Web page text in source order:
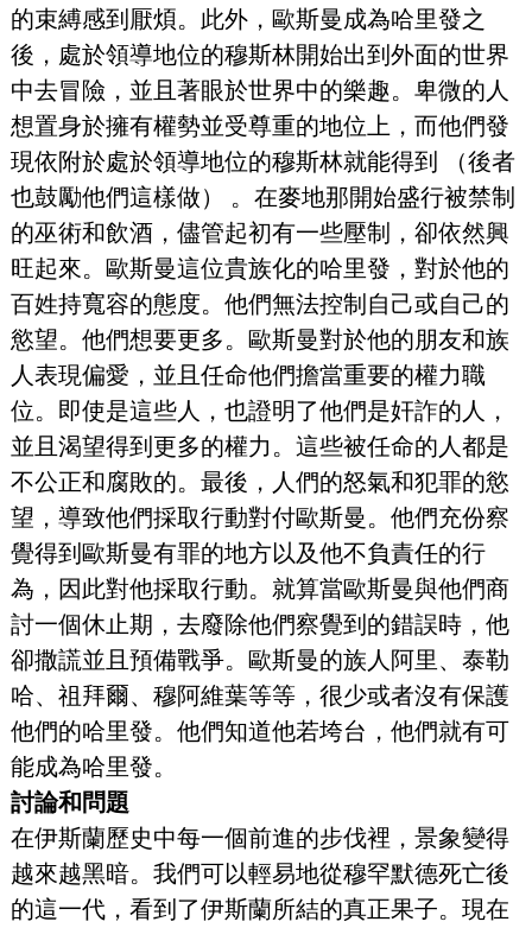
的束縛感到厭煩。此外，歐斯曼成為哈里發之
後，處於領導地位的穆斯林開始出到外面的世界
中去冒險，並且著眼於世界中的樂趣。卑微的人
想置身於擁有權勢並受尊重的地位上，而他們發
現依附於處於領導地位的穆斯林就能得到 （後者
也鼓勵他們這樣做） 。在麥地那開始盛行被禁制
的巫術和飲酒，儘管起初有一些壓制，卻依然興
旺起來。歐斯曼這位貴族化的哈里發，對於他的
百姓持寬容的態度。他們無法控制自己或自己的
慾望。他們想要更多。歐斯曼對於他的朋友和族
人表現偏愛，並且任命他們擔當重要的權力職
位。即使是這些人，也證明了他們是奸詐的人，
並且渴望得到更多的權力。這些被任命的人都是
不公正和腐敗的。最後，人們的怒氣和犯罪的慾
望，導致他們採取行動對付歐斯曼。他們充份察
覺得到歐斯曼有罪的地方以及他不負責任的行
為，因此對他採取行動。就算當歐斯曼與他們商
討一個休止期，去廢除他們察覺到的錯誤時，他
卻撒謊並且預備戰爭。歐斯曼的族人阿里、泰勒
哈、祖拜爾、穆阿維葉等等，很少或者沒有保護
他們的哈里發。他們知道他若垮台，他們就有可
能成為哈里發。
討論和問題
在伊斯蘭歷史中每一個前進的步伐裡，景象變得
越來越黑暗。我們可以輕易地從穆罕默德死亡後
的這一代，看到了伊斯蘭所結的真正果子。現在